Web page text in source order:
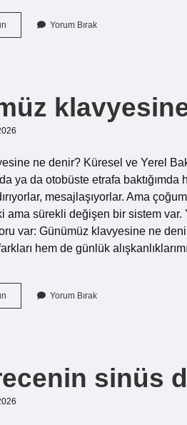
Kombide
sıcak
?
Yorum Bırak
ne denir? Küresel ve Yerel
ya da otobüste etrafa
mesajlaşıyorlar. Ama
ama sürekli değişen bir sistem
var: Günümüz klavyesine ne
hem de günlük
Günümüz
klavyesine
Yorum Bırak
sinüs